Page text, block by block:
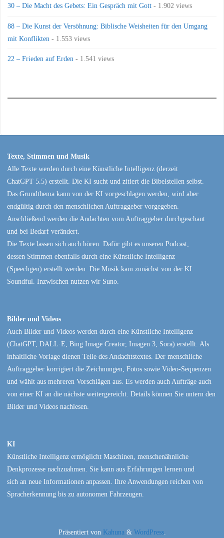
30 – Die Macht des Gebets: Ein Gespräch mit Gott - 1.902 views
88 – Die Kunst der Versöhnung: Biblische Weisheiten für den Umgang
mit Konflikten - 1.553 views
22 – Frieden auf Erden - 1.541 views
Texte, Stimmen und Musik
Alle Texte werden durch eine Künstliche Intelligenz (derzeit
ChatGPT 5.5) erstellt. Die KI sucht und zitiert die Bibelstellen selbst.
Das Grundthema kann von der KI vorgeschlagen werden, wird aber
endgültig durch den menschlichen Auftraggeber vorgegeben.
Anschließend werden die Andachten vom Auftraggeber durchgeschaut
und bei Bedarf verändert.
Die Texte lassen sich auch hören. Dafür gibt es unseren Podcast,
dessen Stimmen ebenfalls durch eine Künstliche Intelligenz
(Speechgen) erstellt werden. Die Musik kam zunächst von der KI
Soundful. Inzwischen nutzen wir Suno.
Bilder und Videos
Auch Bilder und Videos werden durch eine Künstliche Intelligenz
(ChatGPT, DALL·E, Bing Image Creator, Imagen 3, Sora) erstellt. Als
inhaltliche Vorlage dienen Teile des Andachtstextes. Der menschliche
Auftraggeber korrigiert die Zeichnungen, Fotos sowie Video-Sequenzen
und wählt aus mehreren Vorschlägen aus. Es werden auch Aufträge auch
von einer KI an die nächste weitergereicht. Details können Sie untern den
Bilder und Videos nachlesen.
KI
Künstliche Intelligenz ermöglicht Maschinen, menschenähnliche
Denkprozesse nachzuahmen. Sie kann aus Erfahrungen lernen und
sich an neue Informationen anpassen. Ihre Anwendungen reichen von
Spracherkennung bis zu autonomen Fahrzeugen.
Präsentiert von Kahuna & WordPress.